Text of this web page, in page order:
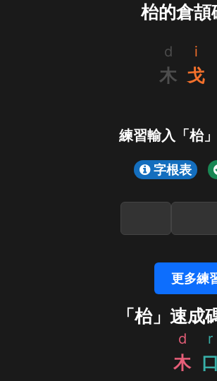
枱的倉頡
d
木
i
戈
練習輸入「枱
字根表
更多練
「枱」速成
d
木
r